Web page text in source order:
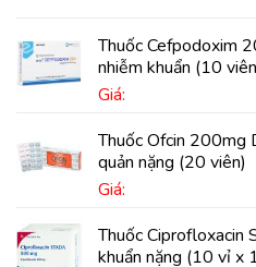
Thuốc Cefpodoxim
nhiễm khuẩn (10
Giá:
Thuốc Ofcin 200mg
quản nặng (20 viên)
Giá:
Thuốc Ciprofloxacin
khuẩn nặng (10 vỉ x